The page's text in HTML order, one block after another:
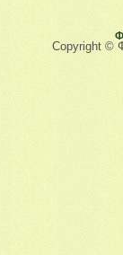
Copyright ©